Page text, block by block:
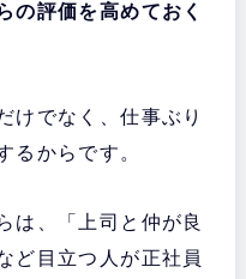
の評価を高めておく
けでなく、仕事ぶり
るからです。
は、「上司と仲が良
ど目立つ人が正社員